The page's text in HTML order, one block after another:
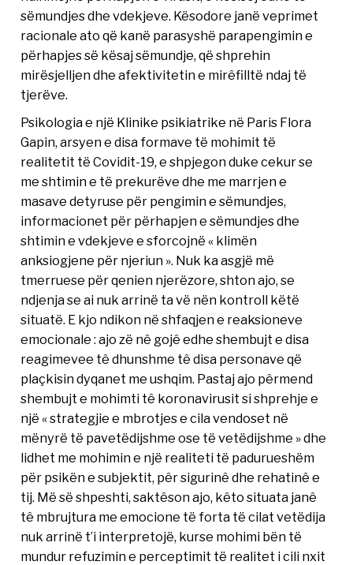
sëmundjes dhe vdekjeve. Kësodore janë veprimet
racionale ato që kanë parasyshë parapengimin e
përhapjes së kësaj sëmundje, që shprehin
mirësjelljen dhe afektivitetin e mirêfilltë ndaj të
tjerëve.
Psikologia e një Klinike psikiatrike në Paris Flora
Gapin, arsyen e disa formave të mohimit të
realitetit të Covidit-19, e shpjegon duke cekur se
me shtimin e të prekurëve dhe me marrjen e
masave detyruse për pengimin e sëmundjes,
informacionet për përhapjen e sëmundjes dhe
shtimin e vdekjeve e sforcojnë « klimën
anksiogjene për njeriun ». Nuk ka asgjë më
tmerruese për qenien njerëzore, shton ajo, se
ndjenja se ai nuk arrinë ta vë nën kontroll këtë
situatë. E kjo ndikon në shfaqjen e reaksioneve
emocionale : ajo zë nê gojê edhe shembujt e disa
reagimevee tê dhunshme tê disa personave që
plaçkisin dyqanet me ushqim. Pastaj ajo pêrmend
shembujt e mohimti tê koronavirusit si shprehje e
një « strategjie e mbrotjes e cila vendoset në
mënyrë të pavetëdijshme ose të vetëdijshme » dhe
lidhet me mohimin e një realiteti të padurueshëm
për psikën e subjektit, pêr sigurinê dhe rehatinê e
tij. Më së shpeshti, saktêson ajo, kêto situata janê
tê mbrujtura me emocione të forta të cilat vetëdija
nuk arrinë t’i interpretojë, kurse mohimi bën të
mundur refuzimin e perceptimit të realitet i cili nxit